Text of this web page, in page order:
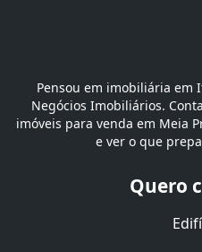
Pensou em imobiliária em
Negócios Imobiliários.
imóveis para venda em Meia
e ver o que
Quero